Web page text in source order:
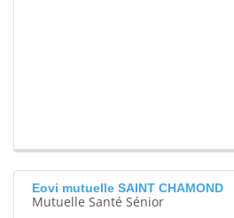
Eovi mutuelle SAINT CHAMOND
Mutuelle Santé Sénior